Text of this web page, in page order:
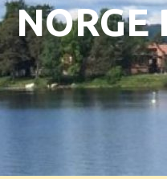
NORGE